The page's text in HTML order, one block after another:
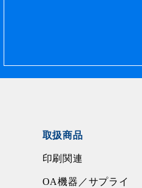
取扱商品
印刷関連
OA機器／サプライ